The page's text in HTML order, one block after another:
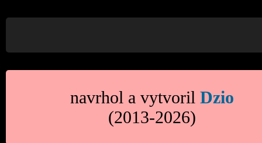
navrhol a vytvoril Dzio
(2013-2026)